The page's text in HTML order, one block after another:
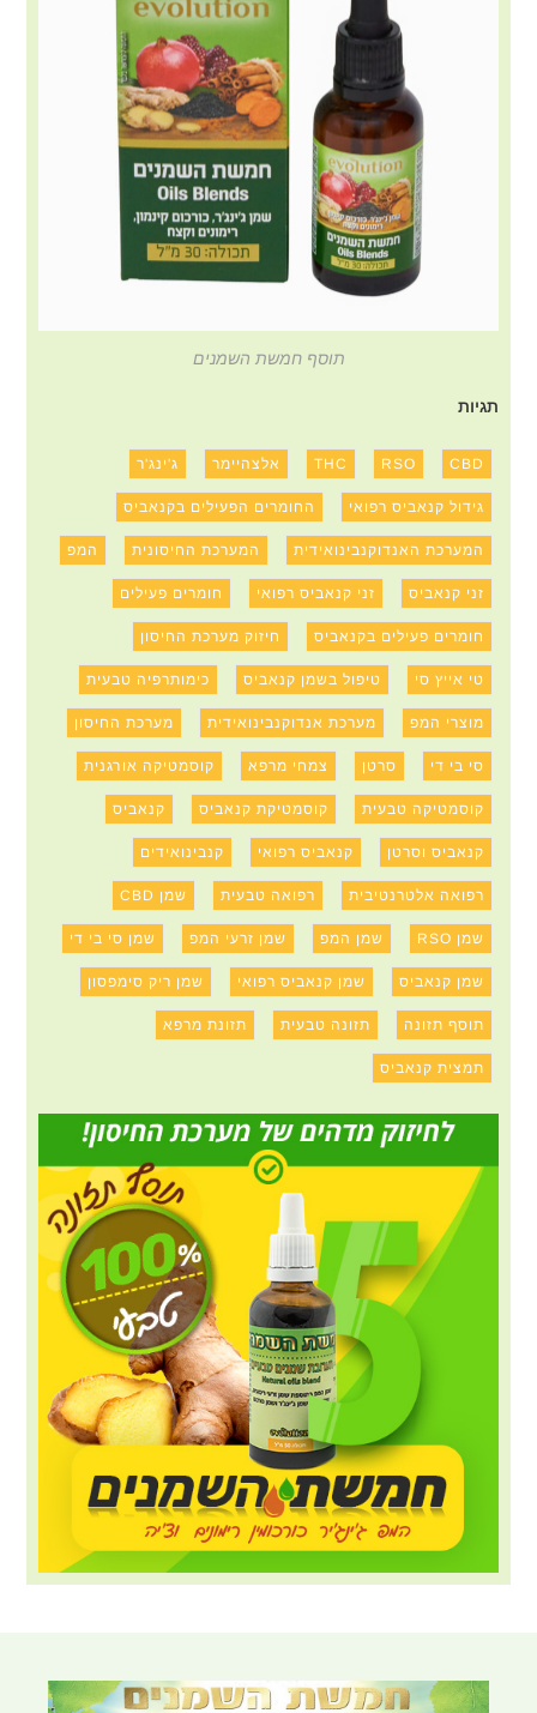
תוסף חמשת השמנים
תגיות
CBD
RSO
THC אלצהיימר ג'ינג'ר
גידול קנאביס רפואי החומרים הפעילים בקנאביס
המערכת האנדוקנבינואידית המערכת החיסונית המפ
זני קנאביס זני קנאביס רפואי חומרים פעילים
חומרים פעילים בקנאביס חיזוק מערכת החיסון
טי אייץ סי טיפול בשמן קנאביס כימותרפיה טבעית
מוצרי המפ מערכת אנדוקנבינואידית מערכת החיסון
סי בי די סרטן צמחי מרפא קוסמטיקה אורגנית
קוסמטיקה טבעית קוסמטיקת קנאביס קנאביס
קנאביס וסרטן קנאביס רפואי קנבינואידים
רפואה אלטרנטיבית רפואה טבעית שמן CBD
שמן RSO שמן המפ שמן זרעי המפ שמן סי בי די
שמן קנאביס שמן קנאביס רפואי שמן ריק סימפסון
תוסף תזונה תזונה טבעית תזונת מרפא
תמצית קנאביס